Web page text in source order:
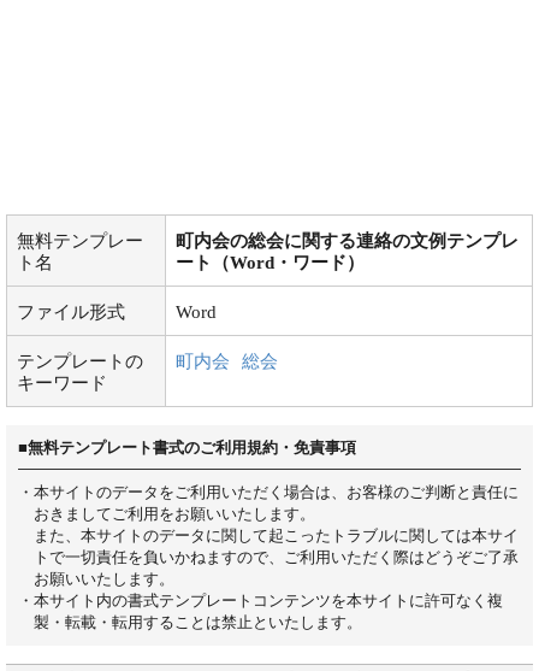
無料テンプレー
ト名
町内会の総会に関する連絡の文例テンプレ
ート（Word・ワード）
ファイル形式 Word
テンプレートの
キーワード
町内会 総会
■無料テンプレート書式のご利用規約・免責事項
・本サイトのデータをご利用いただく場合は、お客様のご判断と責任に
おきましてご利用をお願いいたします。
また、本サイトのデータに関して起こったトラブルに関しては本サイ
トで一切責任を負いかねますので、ご利用いただく際はどうぞご了承
お願いいたします。
・本サイト内の書式テンプレートコンテンツを本サイトに許可なく複
製・転載・転用することは禁止といたします。